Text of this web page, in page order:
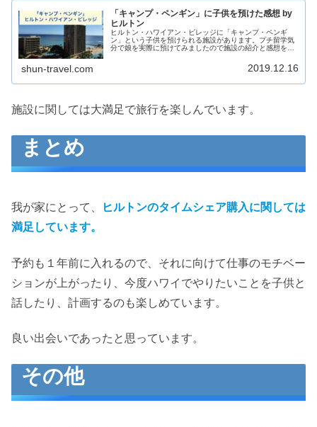
「キャンプ・ペンギン」に子供を預けた感想 by
ヒルトン
ヒルトン・ハワイアン・ビレッジに「キャンプ・ペンギ
ン」という子供を預けられる施設があります。プチ留学気
分で娘を実際に預けてみましたので施設の紹介と感想を紹
shun-travel.com 2019.12.16
施設に関しては大満足で旅行を楽しんでいます。
まとめ
我が家にとって、
ヒルトンのタイムシェア購入に関しては
満足しています。
予約も１年前に入れるので、それに向けて仕事のモチベー
ションが上がったり、今度ハワイでやりたいことを子供と
話したり、計画するのも楽しめています。
良い出会いであったと思っています。
その他